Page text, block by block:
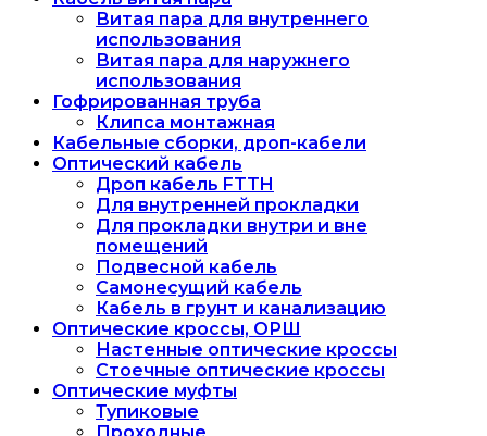
Витая пара для внутреннего
использования
Витая пара для наружнего
использования
Гофрированная труба
Клипса монтажная
Кабельные сборки, дроп-кабели
Оптический кабель
Дроп кабель FTTH
Для внутренней прокладки
Для прокладки внутри и вне
помещений
Подвесной кабель
Самонесущий кабель
Кабель в грунт и канализацию
Оптические кроссы, ОРШ
Настенные оптические кроссы
Стоечные оптические кроссы
Оптические муфты
Тупиковые
Проходные